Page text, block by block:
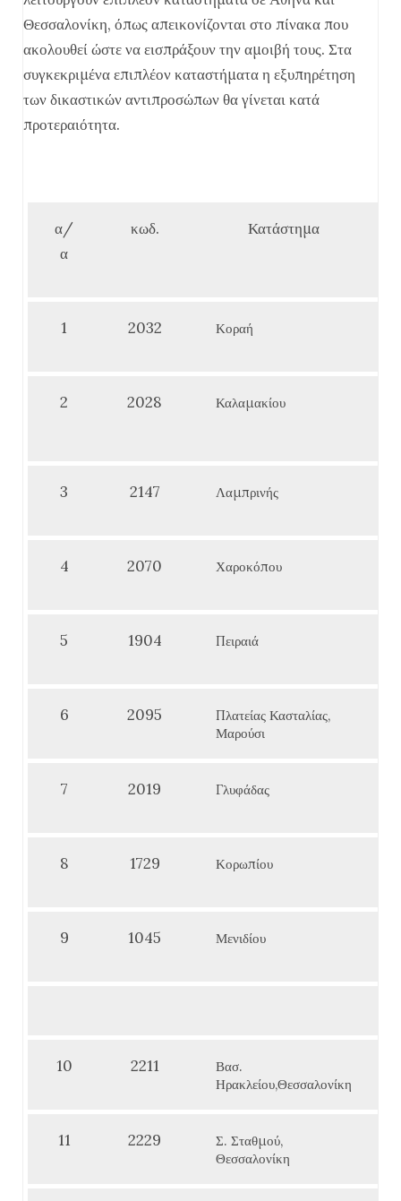
Θεσσαλονίκη, όπως απεικονίζονται στο πίνακα που
ακολουθεί ώστε να εισπράξουν την αμοιβή τους. Στα
συγκεκριμένα επιπλέον καταστήματα η εξυπηρέτηση
των δικαστικών αντιπροσώπων θα γίνεται κατά
προτεραιότητα.
α/
α
κωδ. Κατάστημα
1 2032 Κοραή
2 2028 Καλαμακίου
3 2147 Λαμπρινής
4 2070 Χαροκόπου
5 1904 Πειραιά
6 2095
Πλατείας Κασταλίας,
Μαρούσι
7 2019 Γλυφάδας
8 1729 Κορωπίου
9 1045 Μενιδίου
10 2211
Βασ.
Ηρακλείου,Θεσσαλονίκη
11 2229
Σ. Σταθμού,
Θεσσαλονίκη